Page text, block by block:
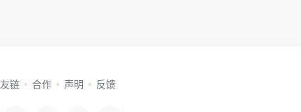
友链 合作 声明 反馈